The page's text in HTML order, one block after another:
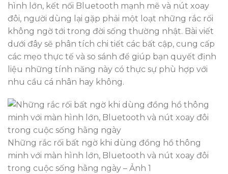
hình lớn, kết nối Bluetooth mạnh mẽ và nút xoay
đôi, người dùng lại gặp phải một loạt những rắc rối
không ngờ tới trong đời sống thường nhật. Bài viết
dưới đây sẽ phân tích chi tiết các bất cập, cung cấp
các mẹo thực tế và so sánh để giúp bạn quyết định
liệu những tính năng này có thực sự phù hợp với
nhu cầu cá nhân hay không.
Những rắc rối bất ngờ khi dùng đồng hồ thông
minh với màn hình lớn, Bluetooth và nút xoay đôi
trong cuộc sống hằng ngày – Ảnh 1